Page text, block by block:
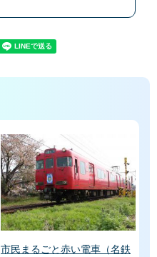
市民まるごと赤い電車（名鉄